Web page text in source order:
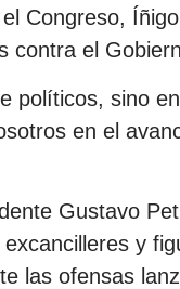
Congreso,
contra el
políticos, sino
en el
Gustavo
y
las ofensas